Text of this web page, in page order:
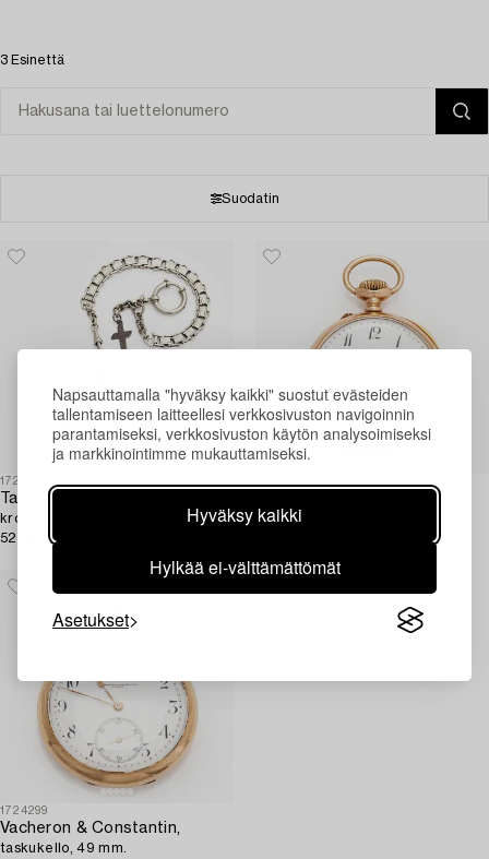
Napsauttamalla "hyväksy kaikki" suostut evästeiden
tallentamiseen laitteellesi verkkosivuston navigoinnin
parantamiseksi, verkkosivuston käytön analysoimiseksi
ja markkinointimme mukauttamiseksi.
Hyväksy kaikki
Hylkää ei-välttämättömät
Asetukset
3 Esinettä
Suodatin
1724302
Taskukello,
kronografi, "kilomètres à l'heure",
52 mm.
taskukello, 48 mm.
1724299
Vacheron & Constantin,
taskukello, 49 mm.